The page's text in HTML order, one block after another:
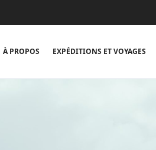
À PROPOS EXPÉDITIONS ET VOYAGES